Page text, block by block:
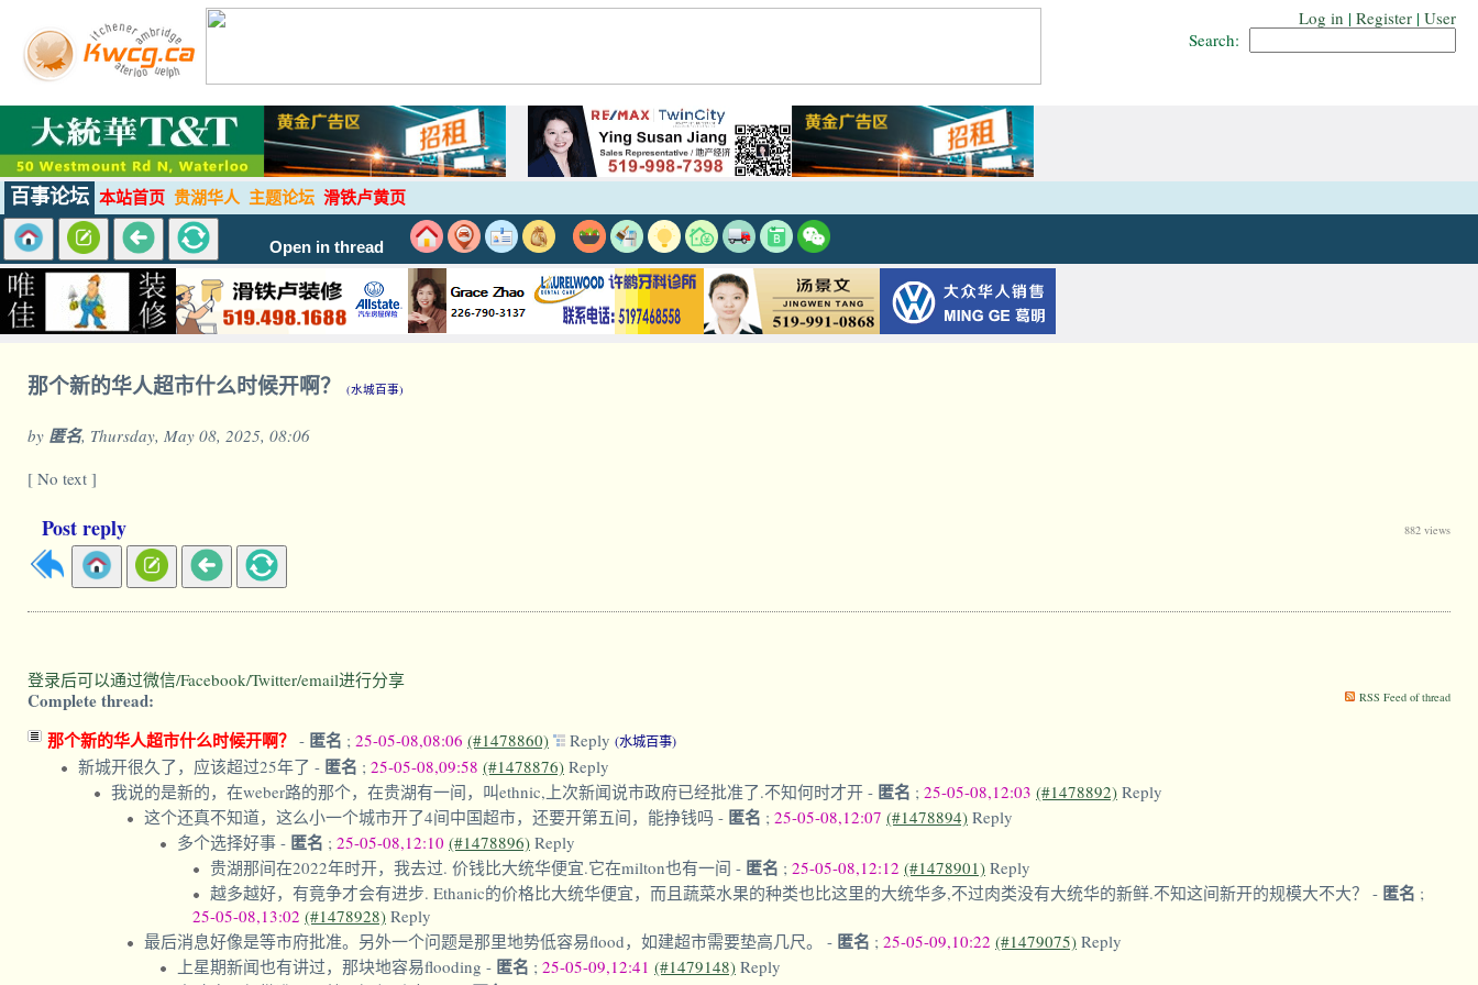
Log in | Register | User
Search:
百事论坛 本站首页 贵湖华人 主题论坛 滑铁卢黄页
Open in thread
那个新的华人超市什么时候开啊？ (水城百事)
by 匿名, Thursday, May 08, 2025, 08:06
[ No text ]
Post reply 882 views
登录后可以通过微信/Facebook/Twitter/email进行分享
Complete thread: RSS Feed of thread
那个新的华人超市什么时候开啊？ - 匿名 ; 25-05-08,08:06 (#1478860) Reply (水城百事)
新城开很久了，应该超过25年了 - 匿名 ; 25-05-08,09:58 (#1478876) Reply
我说的是新的，在weber路的那个，在贵湖有一间，叫ethnic,上次新闻说市政府已经批准了.不知何时才开 - 匿名 ; 25-05-08,12:03 (#1478892) Reply
这个还真不知道，这么小一个城市开了4间中国超市，还要开第五间，能挣钱吗 - 匿名 ; 25-05-08,12:07 (#1478894) Reply
多个选择好事 - 匿名 ; 25-05-08,12:10 (#1478896) Reply
贵湖那间在2022年时开，我去过. 价钱比大统华便宜.它在milton也有一间 - 匿名 ; 25-05-08,12:12 (#1478901) Reply
越多越好，有竟争才会有进步. Ethanic的价格比大统华便宜，而且蔬菜水果的种类也比这里的大统华多,不过肉类没有大统华的新鲜.不知这间新开的规模大不大？ - 匿名 ;
25-05-08,13:02 (#1478928) Reply
最后消息好像是等市府批准。另外一个问题是那里地势低容易flood，如建超市需要垫高几尺。 - 匿名 ; 25-05-09,10:22 (#1479075) Reply
上星期新闻也有讲过，那块地容易flooding - 匿名 ; 25-05-09,12:41 (#1479148) Reply